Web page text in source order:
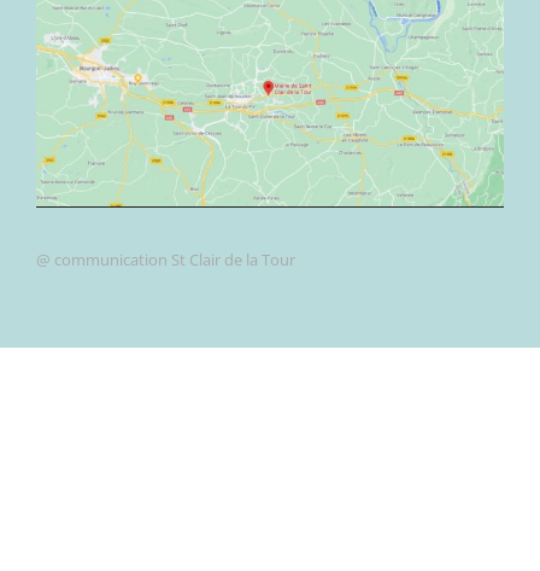
@ communication St Clair de la Tour